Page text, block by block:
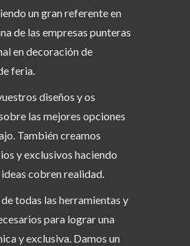
un gran referente en
de las empresas punteras
en decoración de
feria.
diseños y os
las mejores opciones
También creamos
y exclusivos haciendo
cobren realidad.
todas las herramientas y
para lograr una
y exclusiva. Damos un